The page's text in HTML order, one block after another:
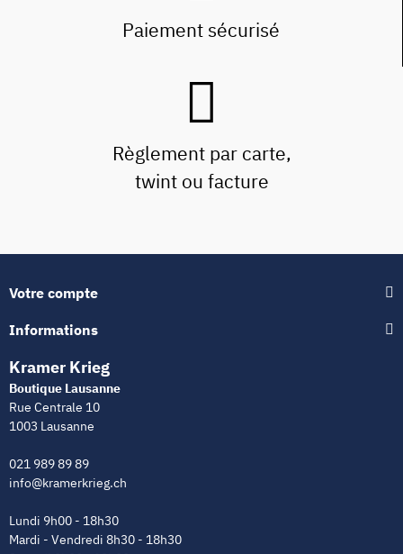
Paiement sécurisé
Règlement par carte,
twint ou facture
Votre compte
Informations
Kramer Krieg
Boutique Lausanne
Rue Centrale 10
1003 Lausanne
021 989 89 89
info@kramerkrieg.ch
Lundi 9h00 - 18h30
Mardi - Vendredi 8h30 - 18h30